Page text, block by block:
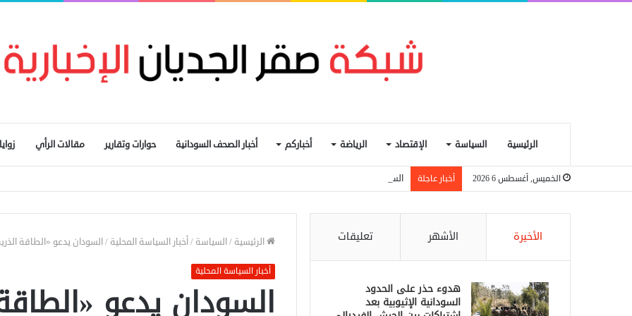
الرئيسية السياسة الإقتصاد الرياضة أخباركم أخبار الصحف السودانية حوارات وتقارير مقالات الرأي
الخميس, أغسطس 6 2026 أخبار عاجلة السودان يتجه لإعادة تنظيم التجارة الحدودية ومراجعة الاتفاقيات مع دول الجوار
الرئيسية /السياسة /أخبار السياسة المحلية /السودان يدعو «الطاقة
أخبار السياسة المحلية
السودان يدعو
الأخيرة الأشهر تعليقات
هدوء حذر على الحدود
السودانية الإثيوبية بعد